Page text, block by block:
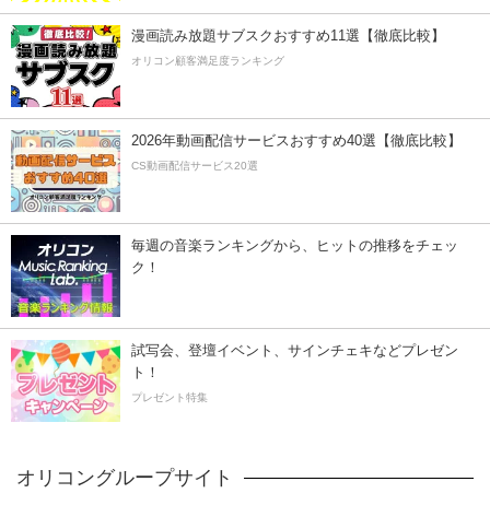
漫画読み放題サブスクおすすめ11選【徹底比較】
オリコン顧客満足度ランキング
2026年動画配信サービスおすすめ40選【徹底比較】
CS動画配信サービス20選
毎週の音楽ランキングから、ヒットの推移をチェッ
ク！
試写会、登壇イベント、サインチェキなどプレゼン
ト！
プレゼント特集
オリコングループサイト